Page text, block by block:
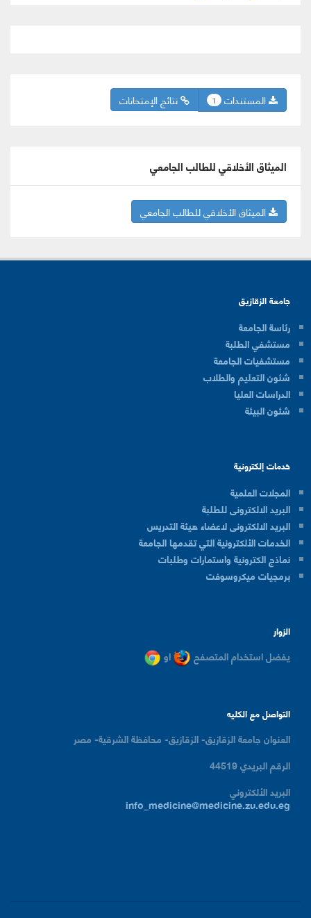
نتائج الإمتحانات المستندات 1
الميثاق الأخلاقي للطالب الجامعي
الميثاق الأخلاقي للطالب الجامعي
جامعة الزقازيق
رئاسة الجامعة
مستشفي الطلبة
مستشفيات الجامعة
شئون التعليم والطلاب
الدراسات العليا
شئون البيئة
خدمات إلكترونية
المجلات العلمية
البريد الالكترونى للطلبة
البريد الالكترونى لاعضاء هيئة التدريس
الخدمات الألكترونية التي تقدمها الجامعة
نماذج الكترونية واستمارات وطلبات
برمجيات ميكروسوفت
الزوار
يفضل استخدام المتصفح او
التواصل مع الكليه
العنوان جامعة الزقازيق- الزقازيق- محافظة الشرقية- مصر
الرقم البريدي44519
البريد الألكتروني
info_medicine@medicine.zu.edu.eg